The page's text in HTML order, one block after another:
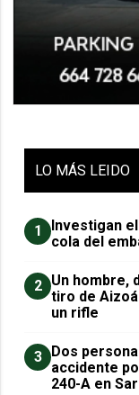
LO MÁS LEIDO
1
Investigan
cola del
2 Un hombre,
tiro de
un rifle
3 ​Dos
accidente
240-A en